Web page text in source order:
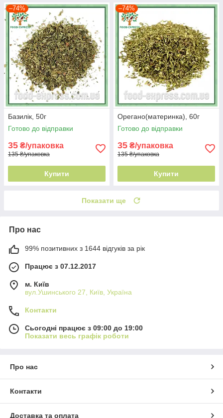
–74%
Базилік, 50г
Готово до відправки
35 ₴/упаковка
135 ₴/упаковка
Купити
–74%
Орегано(материнка), 60г
Готово до відправки
35 ₴/упаковка
135 ₴/упаковка
Купити
Показати ще
Про нас
99% позитивних з 1644 відгуків за рік
Працює з 07.12.2017
м. Київ
вул.Ушинського 27, Київ, Україна
Контакти
Сьогодні працює з 09:00 до 19:00
Показати весь графік роботи
Про нас
Контакти
Доставка та оплата